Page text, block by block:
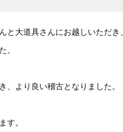
大道具さんにお越しいただき、
より良い稽古となりました。
。